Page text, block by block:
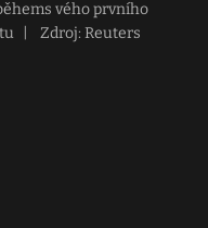
vého prvního
Zdroj: Reuters